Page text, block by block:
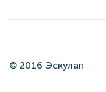
© 2016 Эскулап